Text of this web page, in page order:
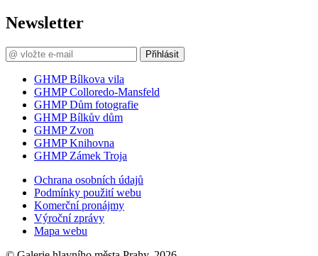
Newsletter
Přihlásit
GHMP Bílkova vila
GHMP Colloredo-Mansfeld
GHMP Dům fotografie
GHMP Bílkův dům
GHMP Zvon
GHMP Knihovna
GHMP Zámek Troja
Ochrana osobních údajů
Podmínky použití webu
Komerční pronájmy
Výroční zprávy
Mapa webu